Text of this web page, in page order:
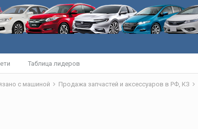
Таблица лидеров
с машиной Продажа запчастей и аксессуаров в РФ, КЗ